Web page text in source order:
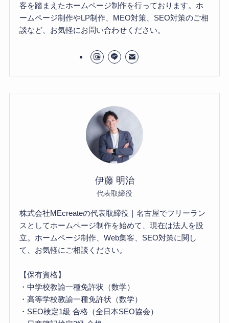
客を踏まえたホームページ制作を行っております。ホ
ームページ制作やLP制作、MEO対策、SEO対策のご相
談など、お気軽にお問い合わせください。
伊藤 明治
代表取締役
株式会社MEcreateの代表取締役｜名古屋でフリーラン
スとしてホームページ制作を始めて、現在は法人を設
立。ホームページ制作、Web集客、SEO対策に関し
て、お気軽にご相談ください。
【保有資格】
・中学校教諭一種免許状（数学）
・高等学校教諭一種免許状（数学）
・SEO検定1級 合格（全日本SEO協会）